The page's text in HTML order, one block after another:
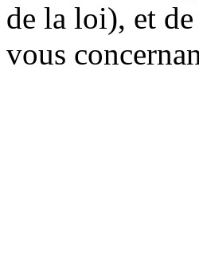
de la loi), et
vous